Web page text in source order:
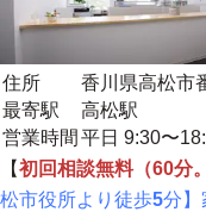
住所
香川県高松市
最寄駅
高松駅
営業時間 平日 9:30〜
【初回相談無料（60分
松市役所より徒歩5分】